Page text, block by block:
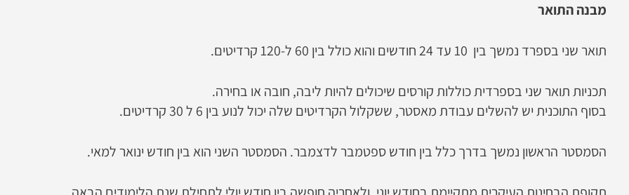
מבנה התואר
תואר שני בספרד נמשך בין 10 עד 24 חודשים והוא כולל בין 60 ל-120 קרדיטים.
תכניות תואר שני בספרדית כוללות קורסים שיכולים להיות ליבה, חובה או בחירה.
בסוף התוכנית יש להשלים עבודת מאסטר, ששקלול הקרדיטים שלה יכול לנוע בין 6 ל 30 קרדיטים.
הסמסטר הראשון נמשך בדרך כלל בין חודש ספטמבר לדצמבר. הסמסטר השני הוא בין חודש ינואר למאי.